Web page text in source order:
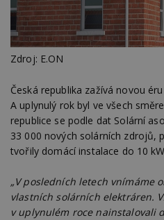
Zdroj: E.ON
Česká republika zažívá novou
A uplynulý rok byl ve všech
republice se podle dat Solární
33 000 nových solárních zdrojů,
tvořily domácí instalace do 10
„V posledních letech vnímáme
vlastních solárních elektráren.
v uplynulém roce nainstalovali